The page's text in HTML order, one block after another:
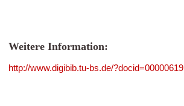
Weitere Information:
http://www.digibib.tu-bs.de/?docid=00000619